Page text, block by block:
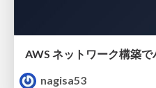
nagisa53